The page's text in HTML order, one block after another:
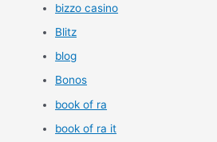
bizzo casino
Blitz
blog
Bonos
book of ra
book of ra it